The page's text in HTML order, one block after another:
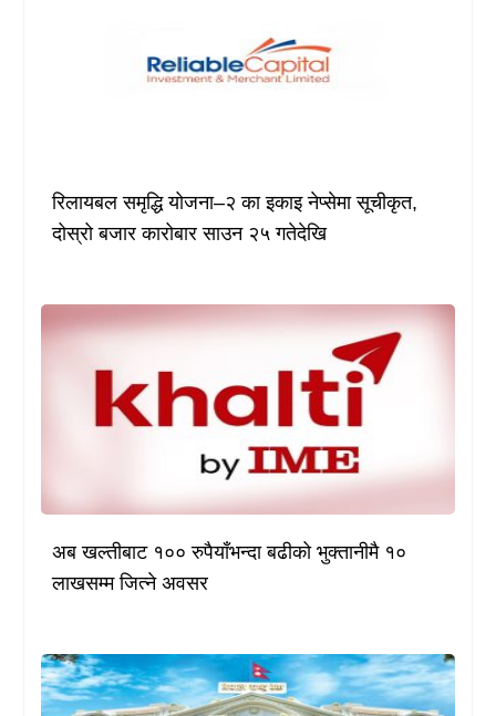
रिलायबल समृद्धि योजना–२ का इकाइ नेप्सेमा सूचीकृत,
दोस्रो बजार कारोबार साउन २५ गतेदेखि
अब खल्तीबाट १०० रुपैयाँभन्दा बढीको भुक्तानीमै १०
लाखसम्म जित्ने अवसर